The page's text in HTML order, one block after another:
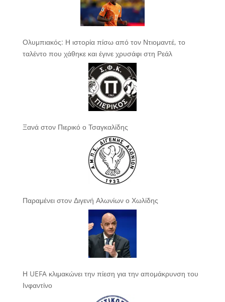
Ολυμπιακός: Η ιστορία πίσω από τον Ντιομαντέ, το
ταλέντο που χάθηκε και έγινε χρυσάφι στη Ρεάλ
Ξανά στον Πιερικό ο Τσαγκαλίδης
Παραμένει στον Διγενή Αλωνίων ο Χωλίδης
Η UEFA κλιμακώνει την πίεση για την απομάκρυνση του
Ινφαντίνο